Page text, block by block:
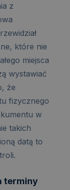
z
które nie
miejsca
wystawiać
że
fizycznego
w
takich
datą to
terminy